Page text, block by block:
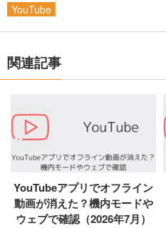
YouTube
関連記事
YouTubeアプリでオフライン
動画が消えた？機内モードや
ウェブで確認（2026年7月）